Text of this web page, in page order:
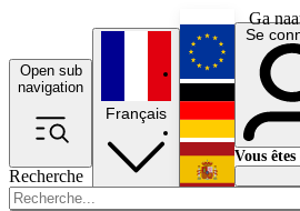
Ga
Open sub
navigation
Recherche
Français
English
Deutsch
Español
Se
Vous